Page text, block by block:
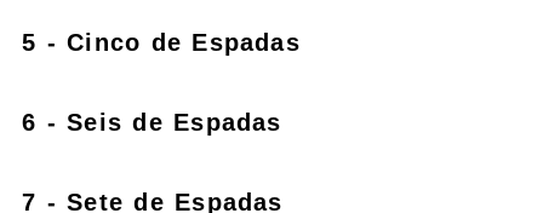
5 - Cinco de Espadas
6 - Seis de Espadas
7 - Sete de Espadas